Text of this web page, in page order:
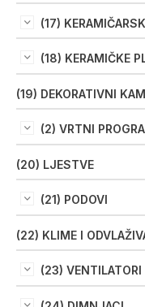
(17)
(18) KERAMIČKE
(19) DEKORATIVNI
(2) VRTNI
(20) LJESTVE
(21) PODOVI
(22) KLIME I
(23)